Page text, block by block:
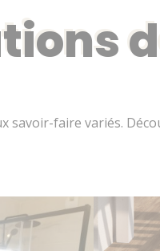
savoir-faire variés.